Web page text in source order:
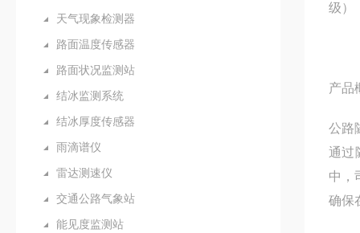
天气现象检测器
路面温度传感器
路面状况监测站
结冰监测系统
结冰厚度传感器
雨滴谱仪
雷达测速仪
交通公路气象站
能见度监测站
级）
产品
公路
通过
中，
确保